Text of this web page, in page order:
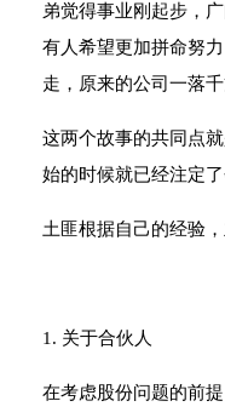
弟觉得事业刚起步，
有人希望更加拼命努
走，原来的公司一落千
这两个故事的共同点
始的时候就已经注定
土匪根据自己的经验
1. 关于合伙人
在考虑股份问题的前